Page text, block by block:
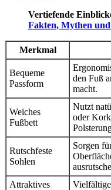
Vertiefende
Fakten, Mythen
Merkmal
Bequeme
Passform
den Fuß
macht.
Weiches
Fußbett
Nutzt
oder
Rutschfeste
Sohlen
Sorgen
Attraktives